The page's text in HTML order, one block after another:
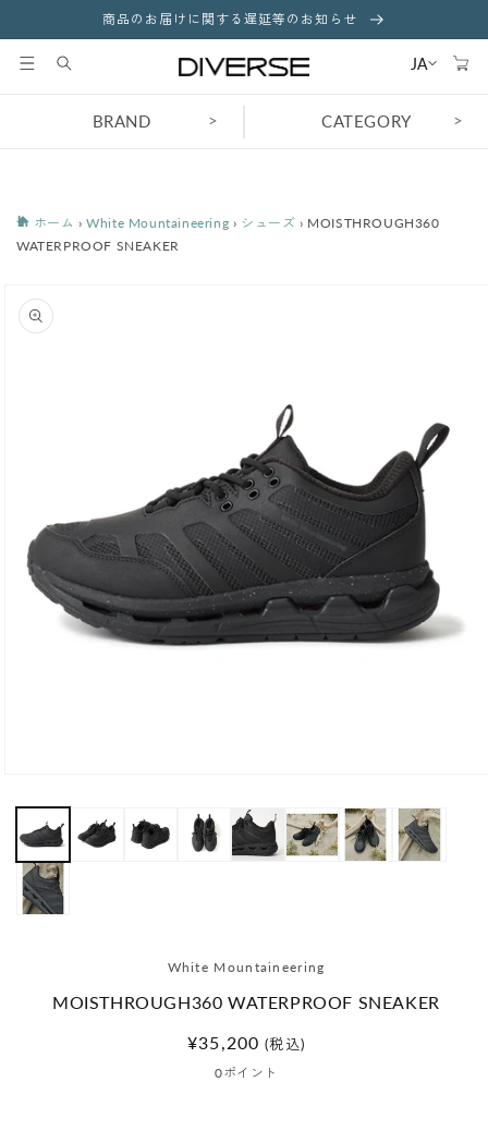
進む
商品のお届けに関する遅延等のお知らせ
JA
カ
ー
BRAND > CATEGORY >
ホーム › White Mountaineering › シューズ › MOISTHROUGH360
WATERPROOF SNEAKER
報にス
キップ
ー
で
White Mountaineering
MOISTHROUGH360 WATERPROOF SNEAKER
通
¥35,200 (税込)
0ポイント